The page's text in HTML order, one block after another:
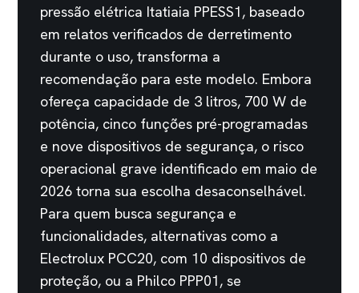
pressão elétrica Itatiaia PPESS1, baseado
em relatos verificados de derretimento
durante o uso, transforma a
recomendação para este modelo. Embora
ofereça capacidade de 3 litros, 700 W de
potência, cinco funções pré-programadas
e nove dispositivos de segurança, o risco
operacional grave identificado em maio de
2026 torna sua escolha desaconselhável.
Para quem busca segurança e
funcionalidades, alternativas como a
Electrolux PCC20, com 10 dispositivos de
proteção, ou a Philco PPP01, se